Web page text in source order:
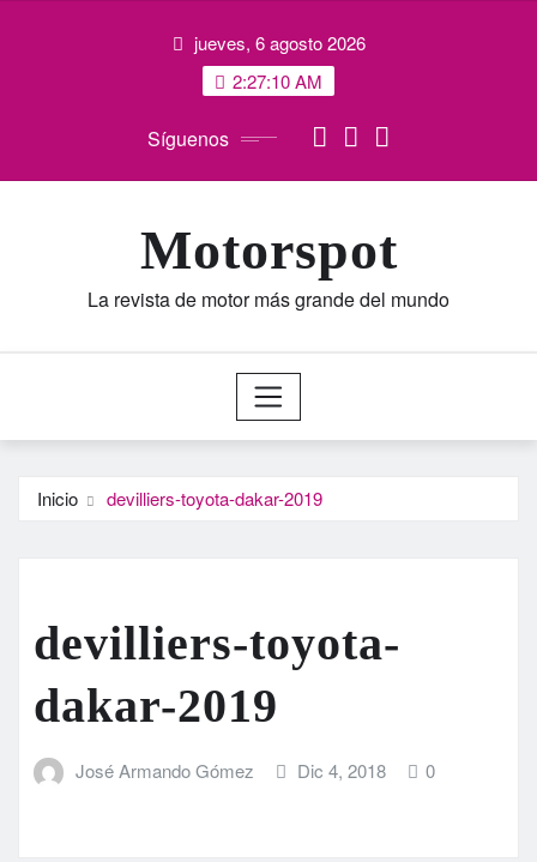
jueves, 6 agosto 2026
2:27:11 AM
Síguenos
Motorspot
La revista de motor más grande del mundo
Inicio devilliers-toyota-dakar-2019
devilliers-toyota-
dakar-2019
José Armando Gómez Dic 4, 2018 0